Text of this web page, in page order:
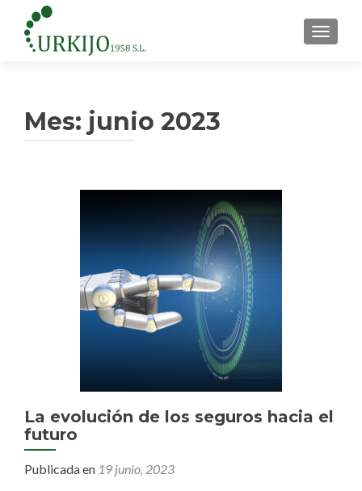
Mes: junio 2023
La evolución de los seguros hacia el
futuro
Publicada en 19 junio, 2023